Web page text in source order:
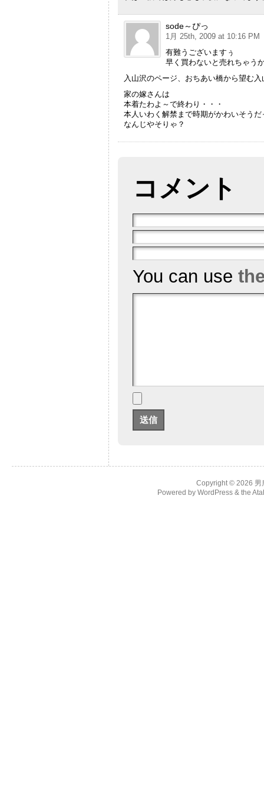
sode～ぴっ
1月 25th, 2009 at 10:16 PM
有難うございますぅ
早く買わないと売れちゃう
入山沢のページ、おちあい橋から望む
家の嫁さんは
本着たわよ～で終わり・・・
本人いわく解禁まで時期がかわいそう
なんじやそりゃ？
コメント
You can use
Copyright © 2026 男
Powered by WordPress & the